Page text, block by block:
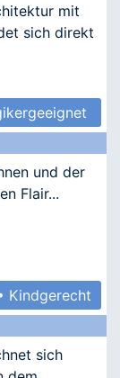
mit
sich direkt
und der
Flair...
Kindgerecht
sich